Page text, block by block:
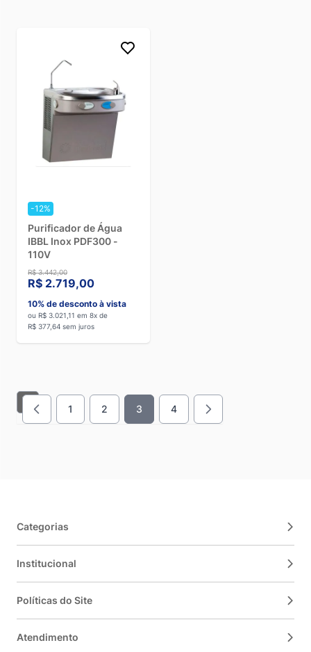
-12%
Purificador de Água
IBBL Inox PDF300 -
110V
R$ 3.442,00
R$ 2.719,00
10% de desconto à vista
ou R$ 3.021,11 em 8x de
R$ 377,64 sem juros
Página
1 Página
2 Você esta lendo a pagina
3 Página
4
Categorias
Institucional
Políticas do Site
Atendimento